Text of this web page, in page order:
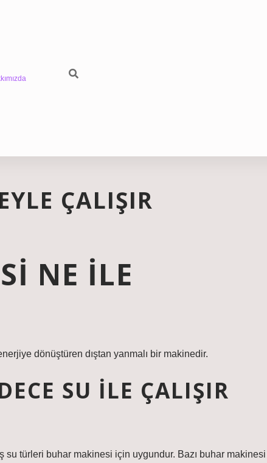
ÇALIŞIR
NE ILE
dönüştüren dıştan yanmalı bir makinedir.
SU ILE ÇALIŞIR
su türleri buhar makinesi için uygundur. Bazı buhar makinesi